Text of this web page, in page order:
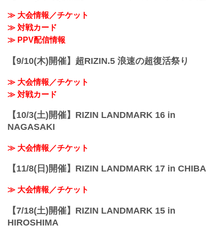
≫ 大会情報／チケット
≫ 対戦カード
≫ PPV配信情報
【9/10(木)開催】超RIZIN.5 浪速の超復活祭り
≫ 大会情報／チケット
≫ 対戦カード
【10/3(土)開催】RIZIN LANDMARK 16 in
NAGASAKI
≫ 大会情報／チケット
【11/8(日)開催】RIZIN LANDMARK 17 in CHIBA
≫ 大会情報／チケット
【7/18(土)開催】RIZIN LANDMARK 15 in
HIROSHIMA